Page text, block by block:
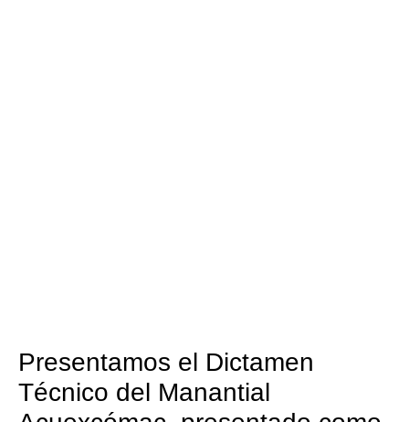
Presentamos el Dictamen
Técnico del Manantial